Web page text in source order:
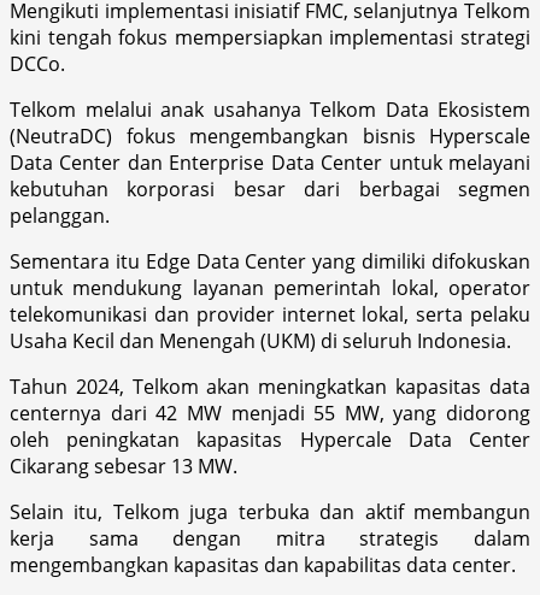
Mengikuti implementasi inisiatif FMC, selanjutnya Telkom
kini tengah fokus mempersiapkan implementasi strategi
DCCo.
Telkom melalui anak usahanya Telkom Data Ekosistem
(NeutraDC) fokus mengembangkan bisnis Hyperscale
Data Center dan Enterprise Data Center untuk melayani
kebutuhan korporasi besar dari berbagai segmen
pelanggan.
Sementara itu Edge Data Center yang dimiliki difokuskan
untuk mendukung layanan pemerintah lokal, operator
telekomunikasi dan provider internet lokal, serta pelaku
Usaha Kecil dan Menengah (UKM) di seluruh Indonesia.
Tahun 2024, Telkom akan meningkatkan kapasitas data
centernya dari 42 MW menjadi 55 MW, yang didorong
oleh peningkatan kapasitas Hypercale Data Center
Cikarang sebesar 13 MW.
Selain itu, Telkom juga terbuka dan aktif membangun
kerja sama dengan mitra strategis dalam
mengembangkan kapasitas dan kapabilitas data center.